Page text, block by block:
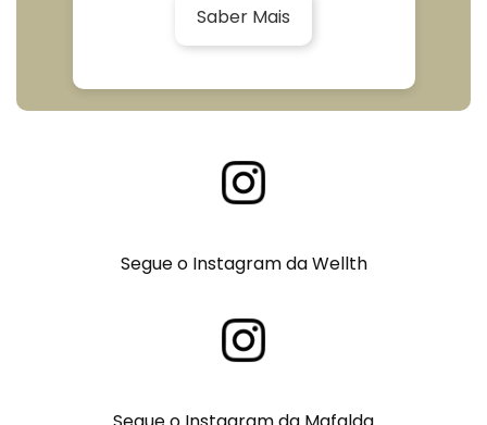
Saber Mais
Segue o Instagram da Wellth